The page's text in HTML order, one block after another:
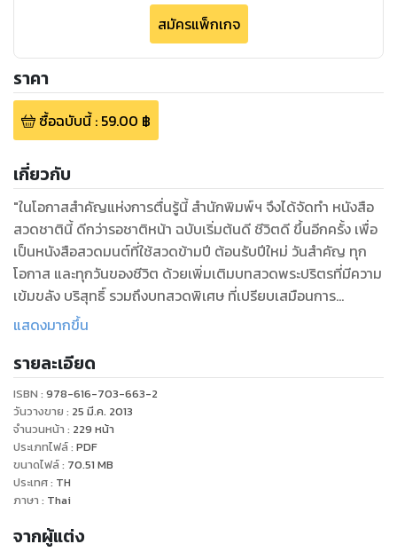
สมัครแพ็กเกจ
ราคา
ซื้อฉบับนี้: 59.00 ฿
เกี่ยวกับ
"ในโอกาสสำคัญแห่งการตื่นรู้นี้ สำนักพิมพ์ฯ จึงได้จัดทำ หนังสือ
สวดชาตินี้ ดีกว่ารอชาติหน้า ฉบับเริ่มต้นดี ชีวิตดี ขึ้นอีกครั้ง เพื่อ
เป็นหนังสือสวดมนต์ที่ใช้สวดข้ามปี ต้อนรับปีใหม่ วันสำคัญ ทุก
โอกาส และทุกวันของชีวิต ด้วยเพิ่มเติมบทสวดพระปริตรที่มีความ
เข้มขลัง บริสุทธิ์ รวมถึงบทสวดพิเศษ ที่เปรียบเสมือนการ
อาราธนาพระรัตนตรัย และสิ่งดีงามทั่วสากลมาร่วมให้พรดีที่สุดแก่
เพื่อเป็นสิริมงคลแก่ชีวิต และขจัดปัดเป่าสิ่งที่เป็นอวมงคล อุปัทว
อันตรายทั้งปวงให้พ้นไป และยังประโยชน์ให้ทุกช่วงของชีวิตเกิด
แต่สิ่งดีงาม
เหนือไปกว่านั้น หนังสือสวดมนต์เล่มนี้ ยังเป็นการย้ำเตือนถึงความ
โชคดีที่เรายังมีลมหายใจ ยังมีร่างกายใช้ทำความดี และไม่ปล่อยให้
เวลาแห่งชีวิตผ่านเลยไปอย่างไร้ประโยชน์ และใช้โอกาสแห่งการได้
ว่า ""ความดี ความเพียร ควรรีบกระทำเสียตั้งแต่วันนี้ทีเดียว เพราะ
แสดงมากขึ้น
รายละเอียด
ISBN : 978-616-703-663-2
วันวางขาย : 25 มี.ค. 2013
จำนวนหน้า : 229 หน้า
ประเภทไฟล์: PDF
ขนาดไฟล์: 70.51 MB
ประเทศ: TH
ภาษา : Thai
จากผู้แต่ง